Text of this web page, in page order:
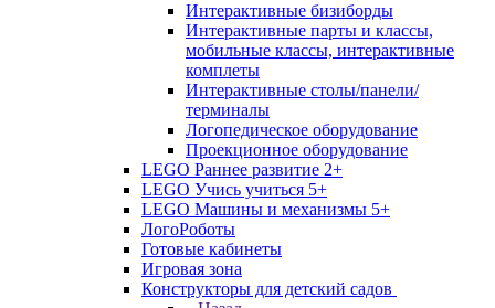
Интерактивные бизиборды
Интерактивные парты и классы,
мобильные классы, интерактивные
комплеты
Интерактивные столы/панели/
терминалы
Логопедическое оборудование
Проекционное оборудование
LEGO Раннее развитие 2+
LEGO Учись учиться 5+
LEGO Машины и механизмы 5+
ЛогоРоботы
Готовые кабинеты
Игровая зона
Конструкторы для детский садов